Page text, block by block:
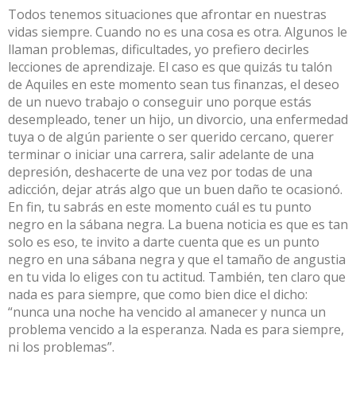
Todos tenemos situaciones que afrontar en nuestras
vidas siempre. Cuando no es una cosa es otra. Algunos le
llaman problemas, dificultades, yo prefiero decirles
lecciones de aprendizaje. El caso es que quizás tu talón
de Aquiles en este momento sean tus finanzas, el deseo
de un nuevo trabajo o conseguir uno porque estás
desempleado, tener un hijo, un divorcio, una enfermedad
tuya o de algún pariente o ser querido cercano, querer
terminar o iniciar una carrera, salir adelante de una
depresión, deshacerte de una vez por todas de una
adicción, dejar atrás algo que un buen daño te ocasionó.
En fin, tu sabrás en este momento cuál es tu punto
negro en la sábana negra. La buena noticia es que es tan
solo es eso, te invito a darte cuenta que es un punto
negro en una sábana negra y que el tamaño de angustia
en tu vida lo eliges con tu actitud. También, ten claro que
nada es para siempre, que como bien dice el dicho:
“nunca una noche ha vencido al amanecer y nunca un
problema vencido a la esperanza. Nada es para siempre,
ni los problemas”.